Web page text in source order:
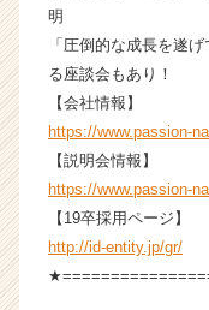
明
「圧倒的な成長を遂
る座談会もあり！
【会社情報】
https://www.passion-
【説明会情報】
https://www.passion-
【19卒採用ページ】
http://id-entity.jp/gr/